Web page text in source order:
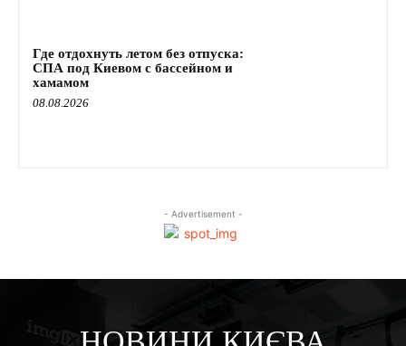
Где отдохнуть летом без отпуска:
СПА под Киевом с бассейном и
хамамом
08.08.2026
- Advertisement -